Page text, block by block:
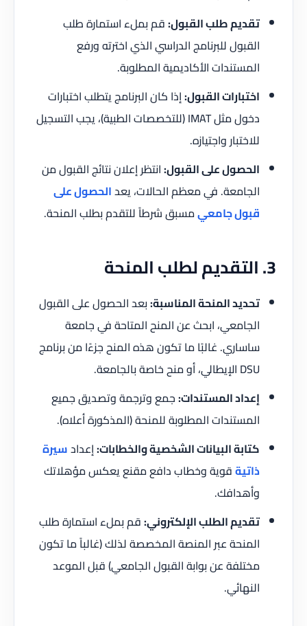
تقديم طلب القبول:قم بملء استمارة طلب
القبول للبرنامج الدراسي الذي اخترته ورفع
المستندات الأكاديمية المطلوبة.
اختبارات القبول:إذا كان البرنامج يتطلب اختبارات
دخول مثل IMAT (للتخصصات الطبية)، يجب التسجيل
للاختبار واجتيازه.
الحصول على القبول:انتظر إعلان نتائج القبول من
الجامعة. في معظم الحالات، يعدالحصول على
قبول جامعيمسبق شرطاً للتقدم بطلب المنحة.
3. التقديم لطلب المنحة
تحديد المنحة المناسبة:بعد الحصول على القبول
الجامعي، ابحث عن المنح المتاحة في جامعة
ساساري. غالبًا ما تكون هذه المنح جزءًا من برنامج
DSU الإيطالي، أو منح خاصة بالجامعة.
إعداد المستندات:جمع وترجمة وتصديق جميع
المستندات المطلوبة للمنحة (المذكورة أعلاه).
كتابة البيانات الشخصية والخطابات:إعدادسيرة
ذاتيةقوية وخطاب دافع مقنع يعكس مؤهلاتك
وأهدافك.
تقديم الطلب الإلكتروني:قم بملء استمارة طلب
المنحة عبر المنصة المخصصة لذلك (غالباً ما تكون
مختلفة عن بوابة القبول الجامعي) قبل الموعد
النهائي.